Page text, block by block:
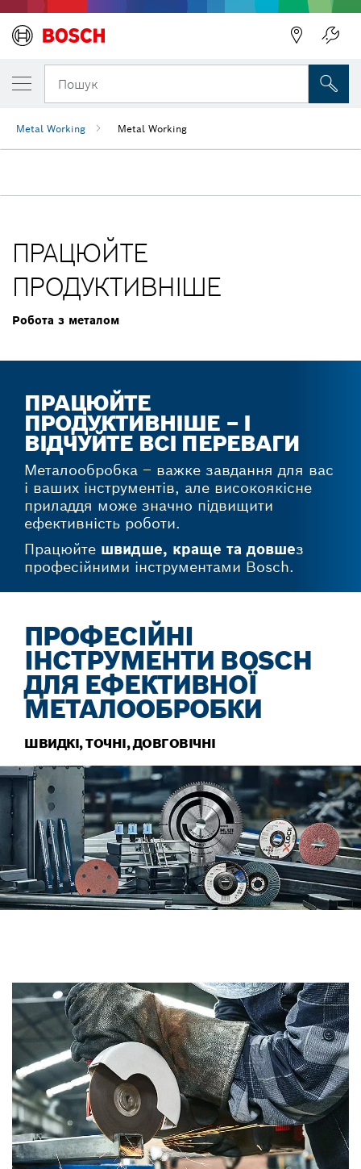
Пошук
Metal Working Metal Working
ПРАЦЮЙТЕ
ПРОДУКТИВНІШЕ
Робота з металом
ПРАЦЮЙТЕ
ПРОДУКТИВНІШЕ – І
ВІДЧУЙТЕ ВСІ ПЕРЕВАГИ
Металообробка – важке завдання для вас
і ваших інструментів, але високоякісне
приладдя може значно підвищити
ефективність роботи.
Працюйте швидше, краще та довшез
професійними інструментами Bosch.
ПРОФЕСІЙНІ
ІНСТРУМЕНТИ BOSCH
ДЛЯ ЕФЕКТИВНОЇ
МЕТАЛООБРОБКИ
ШВИДКІ, ТОЧНІ, ДОВГОВІЧНІ